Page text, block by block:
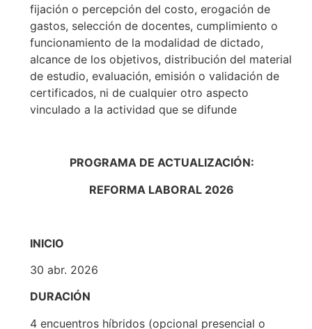
fijación o percepción del costo, erogación de
gastos, selección de docentes, cumplimiento o
funcionamiento de la modalidad de dictado,
alcance de los objetivos, distribución del material
de estudio, evaluación, emisión o validación de
certificados, ni de cualquier otro aspecto
vinculado a la actividad que se difunde
PROGRAMA DE ACTUALIZACIÓN:
REFORMA LABORAL 2026
INICIO
30 abr. 2026
DURACIÓN
4 encuentros híbridos (opcional presencial o